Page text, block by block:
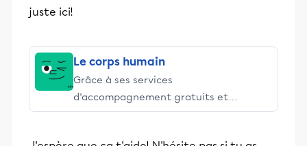
juste ici!
Le corps humain
Grâce à ses services
d’accompagnement gratuits et
stimulants, Alloprof engage les élèves